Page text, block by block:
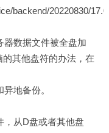
backend/20220830/
数据文件被全盘加
其他盘符的办法，在
地备份。
从D盘或者其他盘